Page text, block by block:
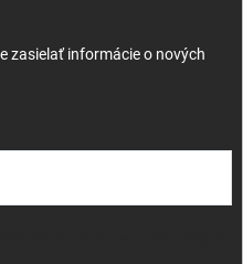
zasielať informácie o nových